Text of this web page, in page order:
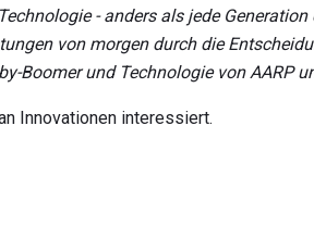
- anders als jede
von morgen durch die
Boomer und Technologie von AARP
Innovationen interessiert.